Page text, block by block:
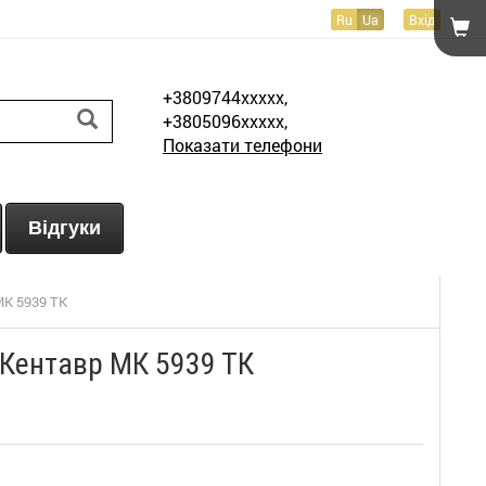
Ru Ua Вхід
+3809744xxxxx,
+3805096xxxxx,
Показати телефони
Відгуки
5939 ТК
МК 5939 ТК